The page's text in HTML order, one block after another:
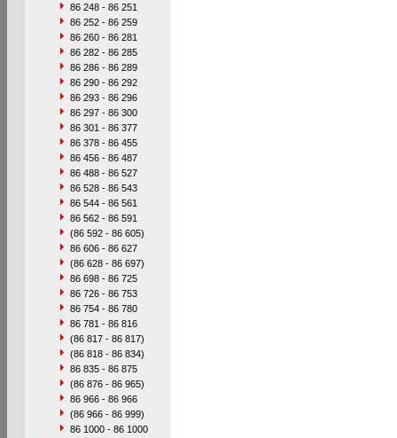
86 248 - 86 251
86 252 - 86 259
86 260 - 86 281
86 282 - 86 285
86 286 - 86 289
86 290 - 86 292
86 293 - 86 296
86 297 - 86 300
86 301 - 86 377
86 378 - 86 455
86 456 - 86 487
86 488 - 86 527
86 528 - 86 543
86 544 - 86 561
86 562 - 86 591
(86 592 - 86 605)
86 606 - 86 627
(86 628 - 86 697)
86 698 - 86 725
86 726 - 86 753
86 754 - 86 780
86 781 - 86 816
(86 817 - 86 817)
(86 818 - 86 834)
86 835 - 86 875
(86 876 - 86 965)
86 966 - 86 966
(86 966 - 86 999)
86 1000 - 86 1000